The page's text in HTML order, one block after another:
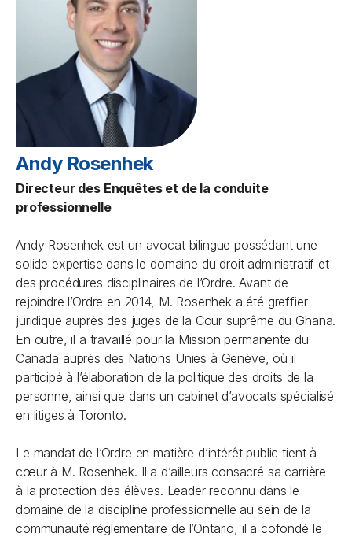
Andy Rosenhek
Directeur des Enquêtes et de la conduite
professionnelle
Andy Rosenhek est un avocat bilingue possédant une
solide expertise dans le domaine du droit administratif et
des procédures disciplinaires de l’Ordre. Avant de
rejoindre l’Ordre en 2014, M. Rosenhek a été greffier
juridique auprès des juges de la Cour suprême du Ghana.
En outre, il a travaillé pour la Mission permanente du
Canada auprès des Nations Unies à Genève, où il
participé à l’élaboration de la politique des droits de la
personne, ainsi que dans un cabinet d’avocats spécialisé
en litiges à Toronto.
Le mandat de l’Ordre en matière d’intérêt public tient à
cœur à M. Rosenhek. Il a d’ailleurs consacré sa carrière
à la protection des élèves. Leader reconnu dans le
domaine de la discipline professionnelle au sein de la
communauté réglementaire de l’Ontario, il a cofondé le